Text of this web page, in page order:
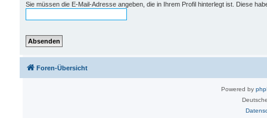
Sie müssen die E-Mail-Adresse angeben, die in Ihrem Profil hinterlegt ist. Diese
Foren-Übersicht
Powered by